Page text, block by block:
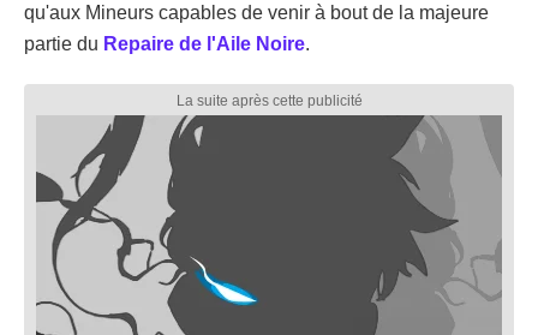
qu'aux Mineurs capables de venir à bout de la majeure
partie du Repaire de l'Aile Noire.